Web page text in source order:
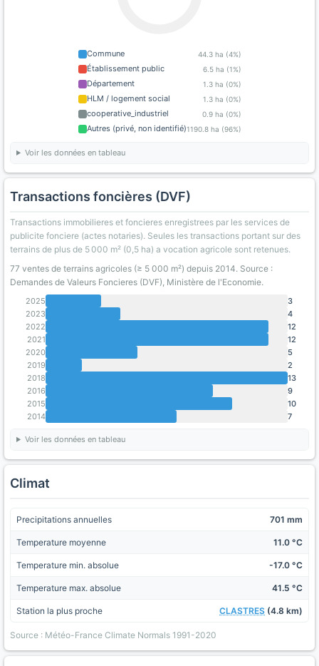
Commune 44.3 ha (4%)
Établissement public 6.5 ha (1%)
Département 1.3 ha (0%)
HLM / logement social 1.3 ha (0%)
cooperative_industriel 0.9 ha (0%)
Autres (privé, non identifié)1190.8 ha (96%)
Voir les données en tableau
Transactions foncières (DVF)
Transactions immobilieres et foncieres enregistrees par les services de
publicite fonciere (actes notaries). Seules les transactions portant sur des
terrains de plus de 5 000 m² (0,5 ha) a vocation agricole sont retenues.
77 ventes de terrains agricoles (≥ 5 000 m²) depuis 2014. Source :
Demandes de Valeurs Foncieres (DVF), Ministère de l'Economie.
2025
3
2023
4
2022
12
2021
12
2020
5
2019
2
2018
13
2016
9
2015
10
2014
7
Voir les données en tableau
Climat
Precipitations annuelles 701 mm
Temperature moyenne 11.0 °C
Temperature min. absolue -17.0 °C
Temperature max. absolue 41.5 °C
Station la plus proche CLASTRES (4.8 km)
Source : Météo-France Climate Normals 1991-2020